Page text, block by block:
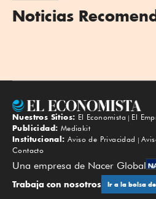
Noticias
Nuestros Sitios: El Economista El
Publicidad: Mediakit
Institucional: Aviso de Privacidad
Contacto
Una empresa de Nacer Global
Trabaja con nosotros Ir a la bolsa